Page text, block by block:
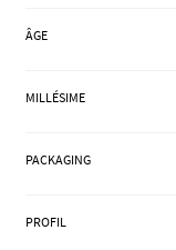
BLOG
ÂGE
MILLÉSIME
PACKAGING
PROFIL